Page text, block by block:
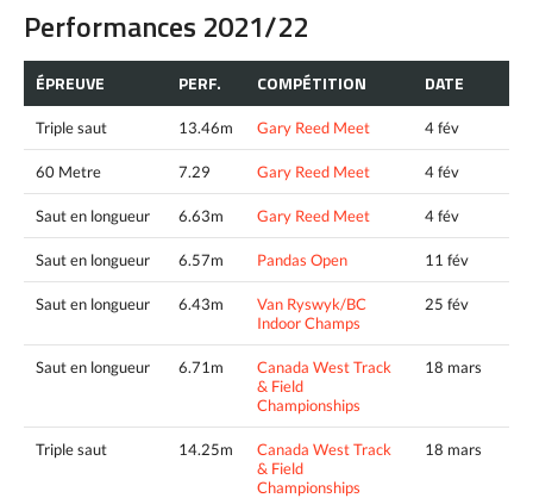
Performances 2021/22
ÉPREUVE PERF. COMPÉTITION DATE
Triple saut 13.46m Gary Reed Meet 4 fév
60 Metre 7.29 Gary Reed Meet 4 fév
Saut en longueur 6.63m Gary Reed Meet 4 fév
Saut en longueur 6.57m Pandas Open 11 fév
Saut en longueur 6.43m
Van Ryswyk/BC
Indoor Champs
25 fév
Saut en longueur 6.71m
Canada West Track
& Field
Championships
18 mars
Triple saut 14.25m
Canada West Track
& Field
Championships
18 mars